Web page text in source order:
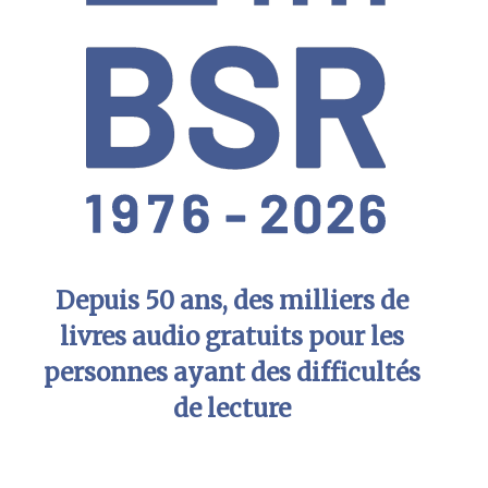
Depuis 50 ans, des milliers de
livres audio gratuits pour les
personnes ayant des difficultés
de lecture